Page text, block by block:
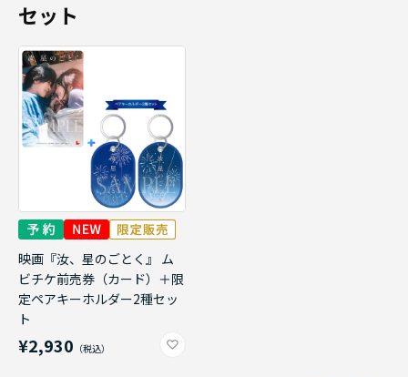
セット
映画『汝、星のごとく』 ム
ビチケ前売券（カード）＋限
定ペアキーホルダー2種セッ
ト
¥2,930